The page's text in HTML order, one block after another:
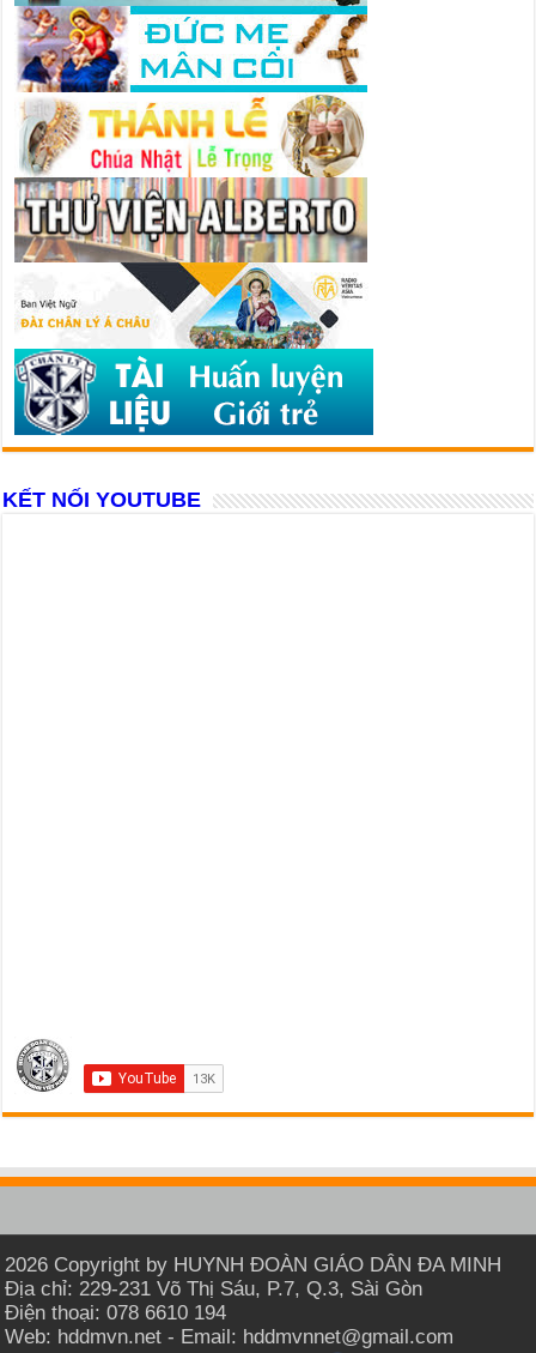
KẾT NỐI YOUTUBE
2026 Copyright by HUYNH ĐOÀN GIÁO DÂN ĐA MINH
Địa chỉ: 229-231 Võ Thị Sáu, P.7, Q.3, Sài Gòn
Điện thoại: 078 6610 194
Web: hddmvn.net - Email: hddmvnnet@gmail.com